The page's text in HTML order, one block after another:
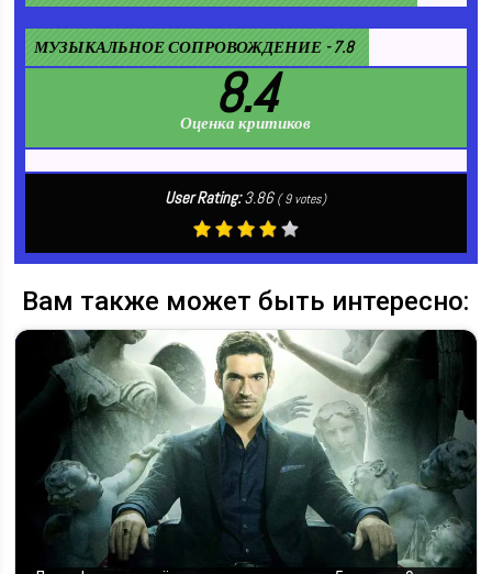
МУЗЫКАЛЬНОЕ СОПРОВОЖДЕНИЕ - 7.8
8.4
Оценка критиков
User Rating:3.86 (9votes)
Вам также может быть интересно: